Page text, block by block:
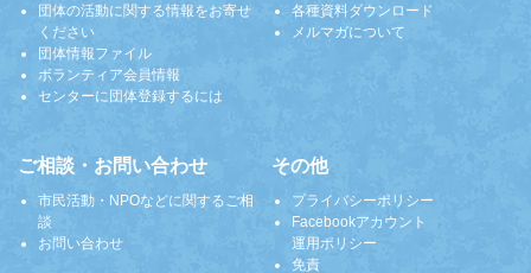
団体の活動に関する情報をお寄せ
ください
団体情報ファイル
ボランティア会員情報
センターに団体登録するには
各種資料ダウンロード
メルマガについて
ご相談・お問い合わせ
市民活動・NPOなどに関するご相
談
お問い合わせ
その他
プライバシーポリシー
Facebookアカウント
運用ポリシー
免責